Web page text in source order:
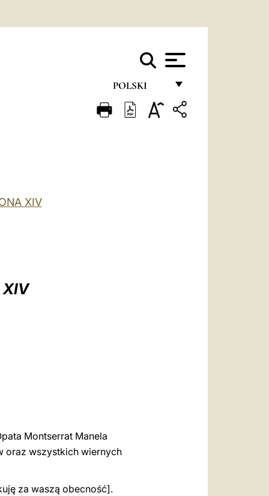
POLSKI
FRANÇAIS
XIV
XIV
Montserrat Manela
oraz wszystkich wiernych
za waszą obecność].